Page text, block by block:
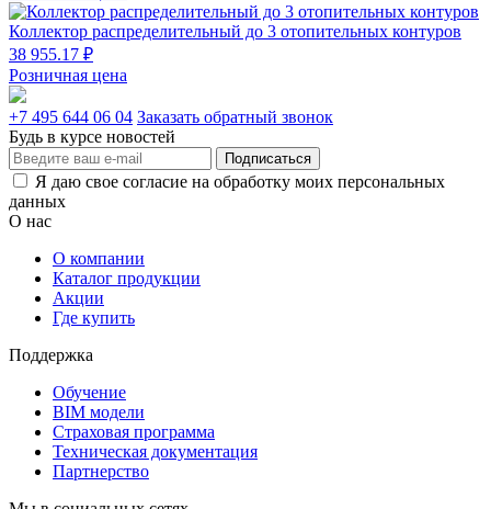
Коллектор распределительный до 3 отопительных контуров
38 955.17 ₽
Розничная цена
+7 495 644 06 04 Заказать обратный звонок
Будь в курсе новостей
Подписаться
Я даю свое согласие на обработку моих персональных
данных
О нас
О компании
Каталог продукции
Акции
Где купить
Поддержка
Обучение
BIM модели
Страховая программа
Техническая документация
Партнерство